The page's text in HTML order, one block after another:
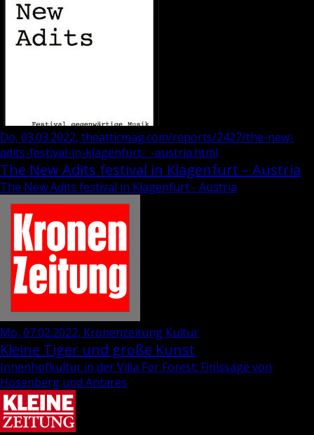
Do, 03.03.2022, theatticmag.com/reports/2427/the-new-
adits-festival-in-klagenfurt-_-austria.html
The New Adits festival in Klagenfurt – Austria
The New Adits festival in Klagenfurt - Austria
Mo, 07.02.2022, Kronenzeitung Kultur
Kleine Tiger und große Kunst
Innenhofkultur in der Villa For Forest: Finissage von
Hosenberg und Antares